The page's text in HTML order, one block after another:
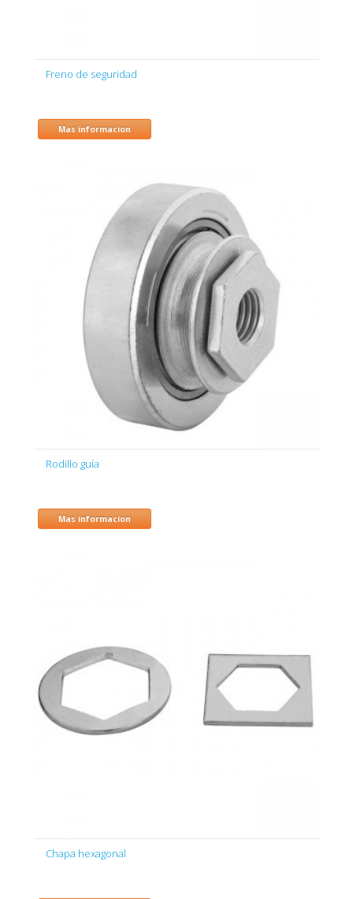
Freno de seguridad
Mas informacion
Rodillo guía
Mas informacion
Chapa hexagonal